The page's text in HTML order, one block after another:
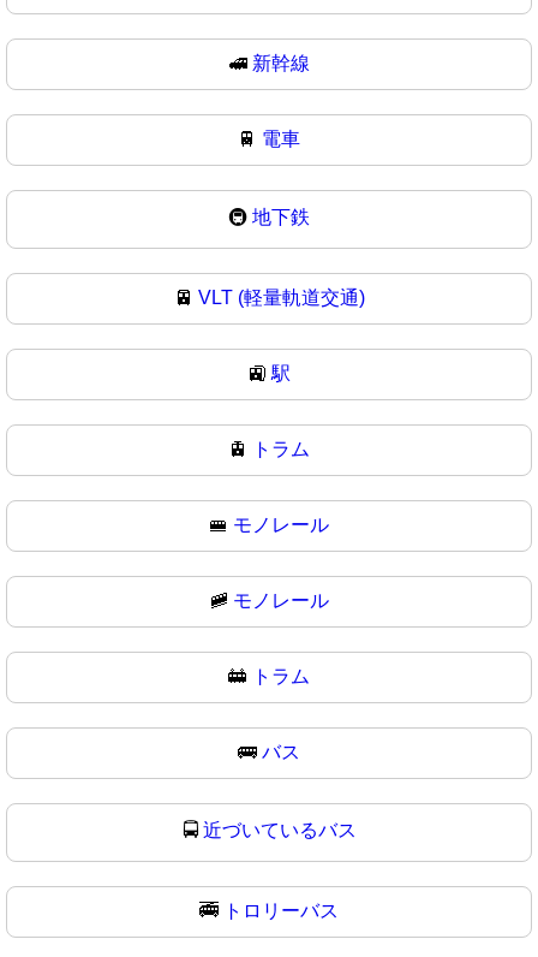
🚅 新幹線
🚆 電車
🚇 地下鉄
🚈 VLT (軽量軌道交通)
🚉駅
🚊 トラム
🚝 モノレール
🚞 モノレール
🚋 トラム
🚌 バス
🚍 近づいているバス
🚎 トロリーバス